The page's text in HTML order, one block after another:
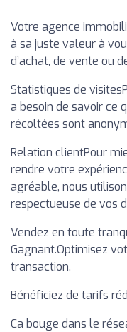
Votre agence
à sa juste valeur à
d’achat, de vente ou
Statistiques de
a besoin de savoir ce
récoltées sont
Relation clientPour
rendre votre
agréable, nous
respectueuse de vos
Vendez en toute
Gagnant.Optimisez
transaction.
Bénéficiez de tarifs
Ca bouge dans le